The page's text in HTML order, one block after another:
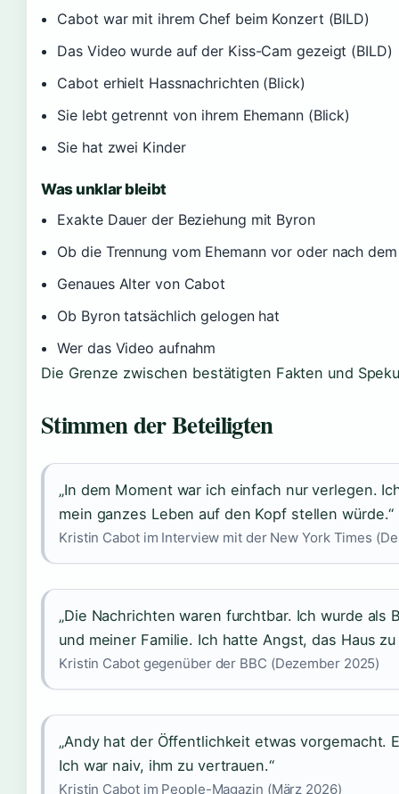
Cabot war mit ihrem Chef beim Konzert (BILD)
Das Video wurde auf der Kiss-Cam gezeigt (BILD)
Cabot erhielt Hassnachrichten (Blick)
Sie lebt getrennt von ihrem Ehemann (Blick)
Sie hat zwei Kinder
Was unklar bleibt
Exakte Dauer der Beziehung mit Byron
Ob die Trennung vom Ehemann vor oder nach
Genaues Alter von Cabot
Ob Byron tatsächlich gelogen hat
Wer das Video aufnahm
Die Grenze zwischen bestätigten Fakten und
Stimmen der Beteiligten
„In dem Moment war ich einfach nur verlegen.
mein ganzes Leben auf den Kopf stellen würde.“
Kristin Cabot im Interview mit der New York Times
„Die Nachrichten waren furchtbar. Ich wurde
und meiner Familie. Ich hatte Angst, das Haus zu
Kristin Cabot gegenüber der BBC (Dezember 2025)
„Andy hat der Öffentlichkeit etwas vorgemacht.
Ich war naiv, ihm zu vertrauen.“
Kristin Cabot im People-Magazin (März 2026)